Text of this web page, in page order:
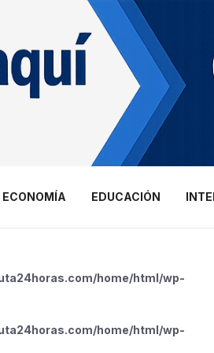
ECONOMÍA EDUCACIÓN
home/html/wp-
home/html/wp-